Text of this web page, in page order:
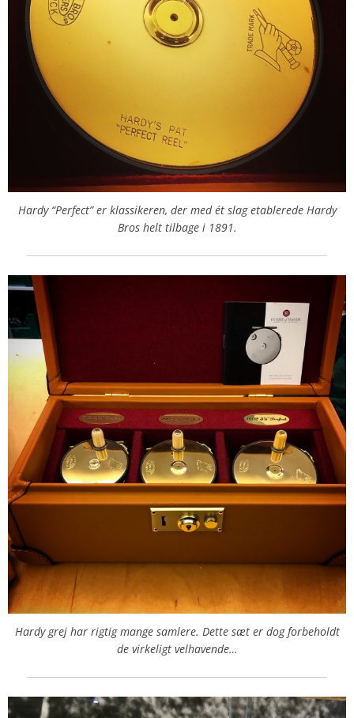
Hardy “Perfect” er klassikeren, der med ét slag etablerede Hardy
Bros helt tilbage i 1891.
Hardy grej har rigtig mange samlere. Dette sæt er dog forbeholdt
de virkeligt velhavende…